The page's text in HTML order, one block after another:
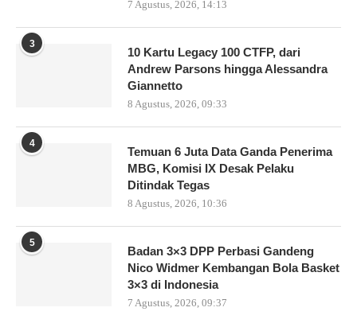
7 Agustus, 2026, 14:13
3
10 Kartu Legacy 100 CTFP, dari
Andrew Parsons hingga Alessandra
Giannetto
8 Agustus, 2026, 09:33
4
Temuan 6 Juta Data Ganda Penerima
MBG, Komisi IX Desak Pelaku
Ditindak Tegas
8 Agustus, 2026, 10:36
5
Badan 3×3 DPP Perbasi Gandeng
Nico Widmer Kembangan Bola Basket
3×3 di Indonesia
7 Agustus, 2026, 09:37